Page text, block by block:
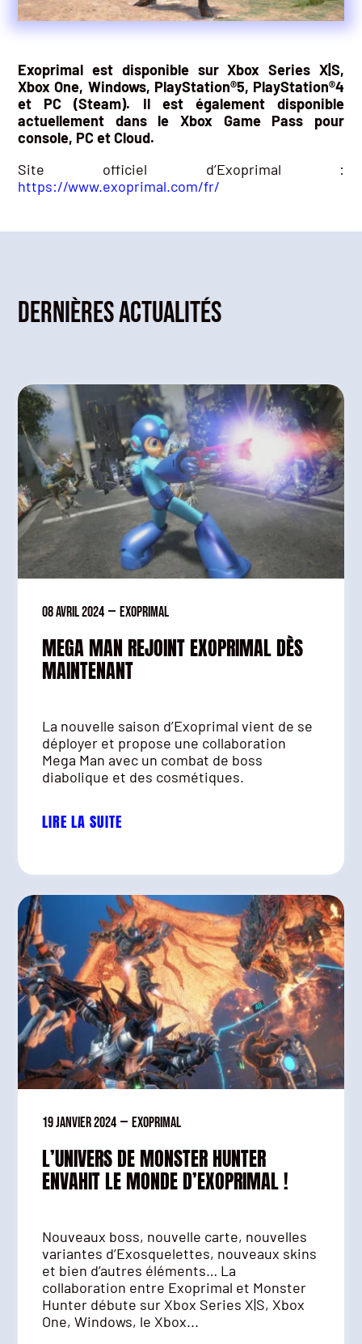
Exoprimal est disponible sur Xbox Series X|S,
Xbox One, Windows, PlayStation®5, PlayStation®4
et PC (Steam). Il est également disponible
actuellement dans le Xbox Game Pass pour
console, PC et Cloud.
Site officiel d’Exoprimal :
https://www.exoprimal.com/fr/
Dernières actualités
08 avril 2024 — Exoprimal
MEGA MAN REJOINT EXOPRIMAL DÈS
MAINTENANT
La nouvelle saison d’Exoprimal vient de se
déployer et propose une collaboration
Mega Man avec un combat de boss
diabolique et des cosmétiques.
LIRE LA SUITE
19 janvier 2024 — Exoprimal
L’UNIVERS DE MONSTER HUNTER
ENVAHIT LE MONDE D’EXOPRIMAL !
Nouveaux boss, nouvelle carte, nouvelles
variantes d’Exosquelettes, nouveaux skins
et bien d’autres éléments… La
collaboration entre Exoprimal et Monster
Hunter débute sur Xbox Series X|S, Xbox
One, Windows, le Xbox...